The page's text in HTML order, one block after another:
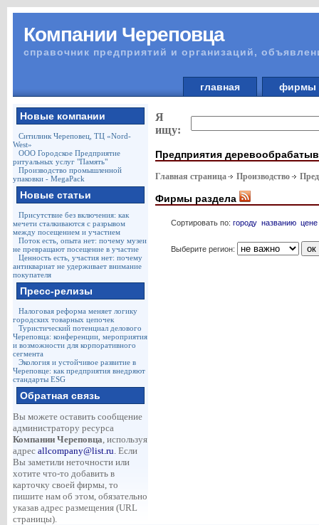
Компании Череповца
справочник предприятий и организаций,
главная
Новые компании
Ситилинк Череповец, ТЦ «Nord-
West»
ООО Городское Предприятие
ритуальных услуг "Память"
Производство промышленной
упаковки - MegaPack
Новые статьи
Присутствие без включения: как
мечети сталкиваются с разрывом
между посещением и участием
Поток есть, опыта нет: почему музеи
не превращают посещение в участие
Ценность есть, участия нет: почему
антиквариат не удерживает внимание
покупателя
Пресс-релизы
Налоговая реформа меняет логику
городских товарных цепочек
Туристический потенциал делового
Череповца: конференции, мероприятия
и возможности для корпоративного
сегмента
Экология и устойчивое развитие в
Череповце: как предприятия внедряют
стандарты ESG
Обратная связь
Вы можете оставить сообщение
администратору ресурса
Компании Череповца, используя
адрес allcompany@list.ru. Если
Вы заметили неточности или
хотите что-то добавить в
карточку своей фирмы, то
пишите нам об этом, обязательно
указав адрес размещения (URL
страницы).
Я
ищу:
Предприятия
Главная страница Производство
Фирмы раздела
Сортировать по: городу названию цене
Выберите регион: